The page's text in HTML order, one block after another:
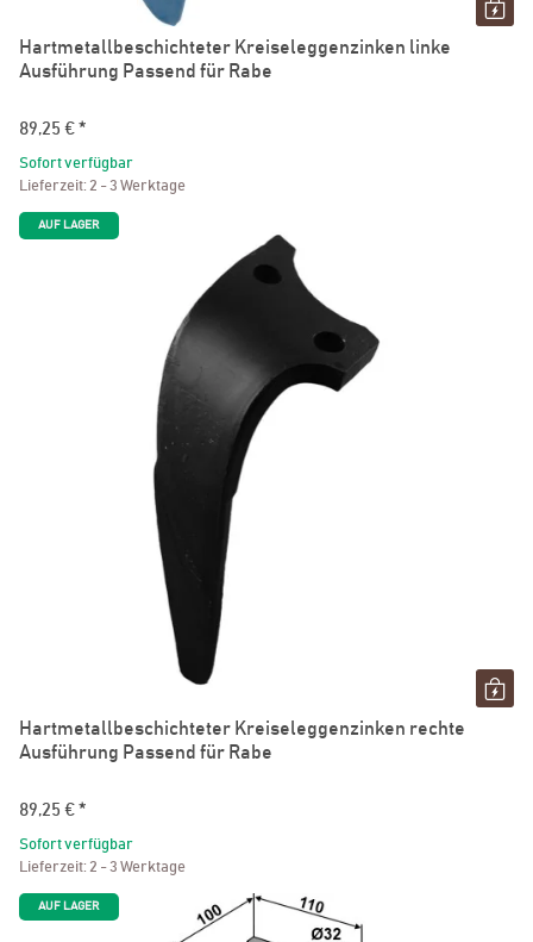
Hartmetallbeschichteter Kreiseleggenzinken linke
Ausführung Passend für Rabe
89,25 € *
Sofort verfügbar
Lieferzeit: 2 - 3 Werktage
AUF LAGER
Hartmetallbeschichteter Kreiseleggenzinken rechte
Ausführung Passend für Rabe
89,25 € *
Sofort verfügbar
Lieferzeit: 2 - 3 Werktage
AUF LAGER